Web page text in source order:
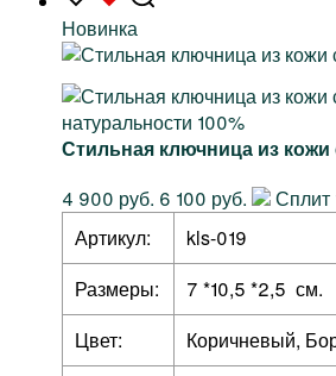
Новинка
натуральности 100%
Стильная ключница из кожи
4 900 руб. 6 100 руб.
Сплит
Артикул:
kls-019
Размеры:
7 *10,5 *2,5 см.
Цвет:
Коричневый,